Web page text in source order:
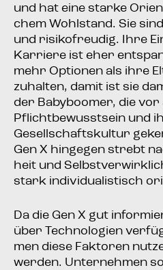
und hat eine star­ke
chem Wohl­stand. Sie
und risi­ko­freu­dig. Ihre
Kar­rie­re ist eher
mehr Optio­nen als ihre
zu­hal­ten, damit ist sie
der Baby­boo­mer, die
Pflicht­be­wusst­sein und
Gesell­schafts­kul­tur
Gen X hin­ge­gen strebt
heit und
stark indi­vi­dua­lis­tisch
Da die Gen X gut
über Tech­no­lo­gien
men die­se Fak­to­ren
wer­den. Unter­neh­men